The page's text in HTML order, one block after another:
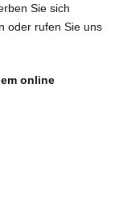
Sie sich
oder rufen Sie uns
online